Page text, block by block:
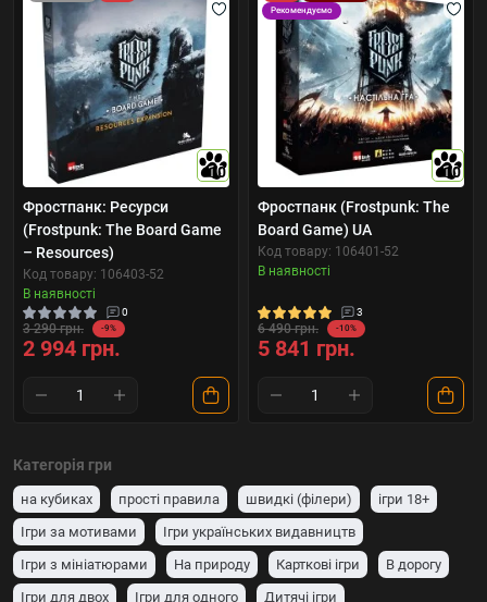
10
Фростпанк: Ресурси
(Frostpunk: The Board Game
– Resources)
Код товару: 106403-52
В наявності
0
3 290 грн. -9%
2 994 грн.
Рекомендуємо
10
Фростпанк (Frostpunk: The
Board Game) UA
Код товару: 106401-52
В наявності
3
6 490 грн. -10%
5 841 грн.
Категорія гри
на кубиках прості правила швидкі (філери)
ігри 18+
Ігри за мотивами
Ігри українських видавництв
Ігри з мініатюрами
На природу Карткові ігри
В дорогу
Ігри для двох
Ігри для одного
Дитячі ігри